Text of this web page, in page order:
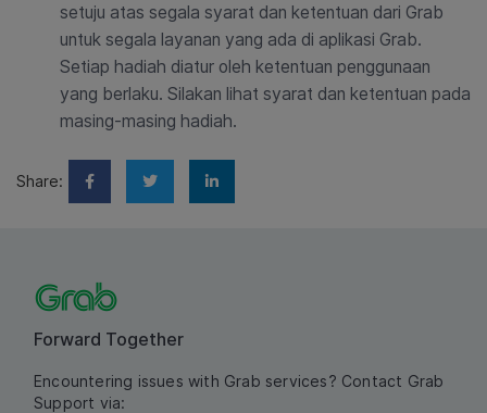
setuju atas segala syarat dan ketentuan dari Grab
untuk segala layanan yang ada di aplikasi Grab.
Setiap hadiah diatur oleh ketentuan penggunaan
yang berlaku. Silakan lihat syarat dan ketentuan pada
masing-masing hadiah.
Share:
Forward Together
Encountering issues with Grab services? Contact Grab
Support via: